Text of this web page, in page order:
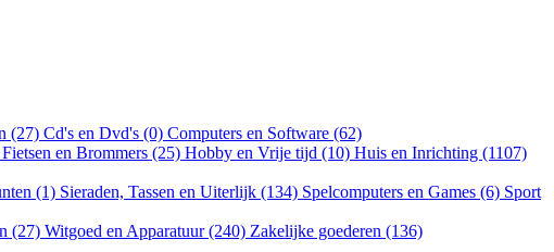
(27) Cd's en Dvd's (0) Computers en Software (62)
Fietsen en Brommers (25) Hobby en Vrije tijd (10) Huis en Inrichting (1107)
(1) Sieraden, Tassen en Uiterlijk (134) Spelcomputers en Games (6) Sport
(27) Witgoed en Apparatuur (240) Zakelijke goederen (136)